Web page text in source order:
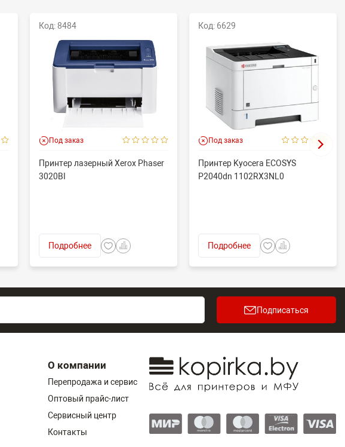
Код: 8484
Под заказ
Принтер лазерный Xerox Phaser
3020BI
Подробнее
Код: 6629
Под заказ
Принтер Kyocera ECOSYS
P2040dn 1102RX3NL0
Подробнее
Подписаться
О компании
Перепродажа и сервис
Оптовый прайс-лист
Сервисный центр
Контакты